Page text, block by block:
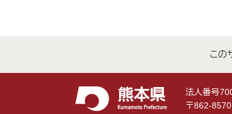
この
法人番号
〒862-